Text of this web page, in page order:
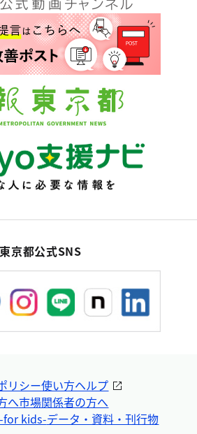
東京都公式SNS
リシー使い方ヘルプ
へ市場関係者の方へ
for kids-データ・資料・刊行物